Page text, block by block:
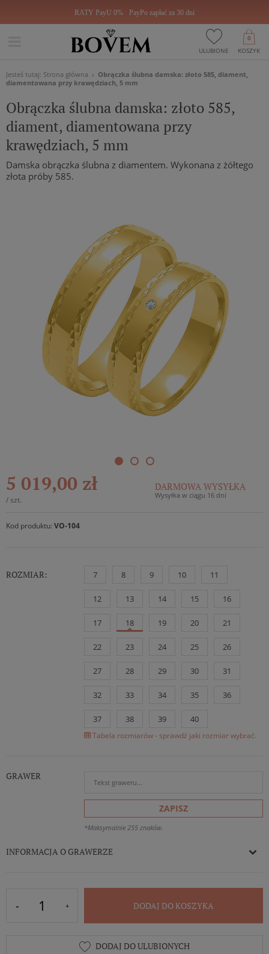
RATY PayU 0% PayPo zapłać za 30 dni
ULUBIONE KOSZYK
0
Jesteś tutaj: Strona główna
Obrączka ślubna damska: złoto 585, diament,
diamentowana przy krawędziach, 5 mm
Obrączka ślubna damska: złoto 585,
diament, diamentowana przy
krawędziach, 5 mm
Damska obrączka ślubna z diamentem. Wykonana z żółtego
złota próby 585.
5 019,00 zł
/ szt.
DARMOWA WYSYŁKA
Wysyłka w ciągu 16 dni
Kod produktu: VO-104
ROZMIAR: 7 8 9 10 11
12 13 14 15 16
17 18 19 20 21
22 23 24 25 26
27 28 29 30 31
32 33 34 35 36
37 38 39 40
Tabela rozmiarów - sprawdź jaki rozmiar wybrać.
GRAWER
ZAPISZ
*Maksymalnie 255 znaków.
INFORMACJA O GRAWERZE
DODAJ DO KOSZYKA
DODAJ DO ULUBIONYCH